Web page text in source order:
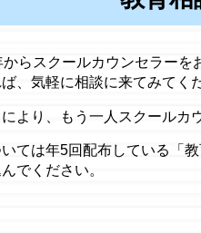
らスクールカウンセラーを
、気軽に相談に来てみてく
より、もう一人スクールカ
ては年5回配布している「
でください。